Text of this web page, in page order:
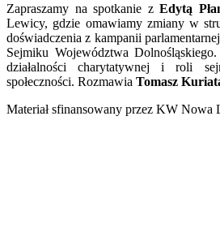
Zapraszamy na spotkanie zEdytą
Lewicy, gdzie omawiamy zmiany w
doświadczenia z kampanii
Sejmiku Województwa
działalności charytatywnej i roli
społeczności. Rozmawia Tomasz
Materiał sfinansowany przez KW Nowa